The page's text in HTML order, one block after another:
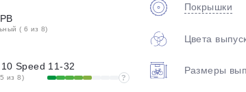
( 6 из 8)
Speed 11-32
из 8) ?
Покрышки
Цвета
Размеры